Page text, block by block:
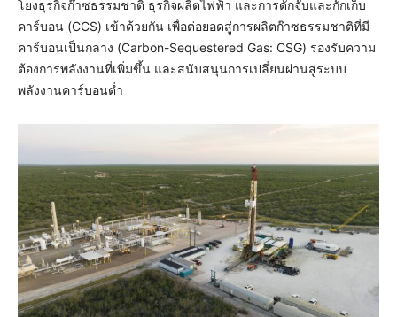
โยงธุรกิจก๊าซธรรมชาติ ธุรกิจผลิตไฟฟ้า และการดักจับและกักเก็บ
คาร์บอน (CCS) เข้าด้วยกัน เพื่อต่อยอดสู่การผลิตก๊าซธรรมชาติที่มี
คาร์บอนเป็นกลาง (Carbon-Sequestered Gas: CSG) รองรับความ
ต้องการพลังงานที่เพิ่มขึ้น และสนับสนุนการเปลี่ยนผ่านสู่ระบบ
พลังงานคาร์บอนต่ำ